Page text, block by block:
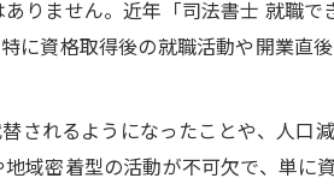
司法書士廃業の現実とリスク要
食いっぱぐれ回避のための司法
厳しい現実下で司法書士が生き
りません。近年「司法書士 就職
に資格取得後の就職活動や開業直
されるようになったことや、人口
域密着型の活動が不可欠で、単